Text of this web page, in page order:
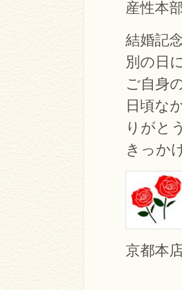
産性本
結婚記
別の日
ご自身
日頃な
りがと
きっか
京都本